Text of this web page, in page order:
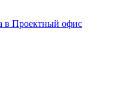
в Проектный офис